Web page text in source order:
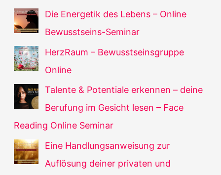
Die Energetik des Lebens – Online
Bewusstseins-Seminar
HerzRaum – Bewusstseinsgruppe
Online
Talente & Potentiale erkennen – deine
Berufung im Gesicht lesen – Face
Reading Online Seminar
Eine Handlungsanweisung zur
Auflösung deiner privaten und